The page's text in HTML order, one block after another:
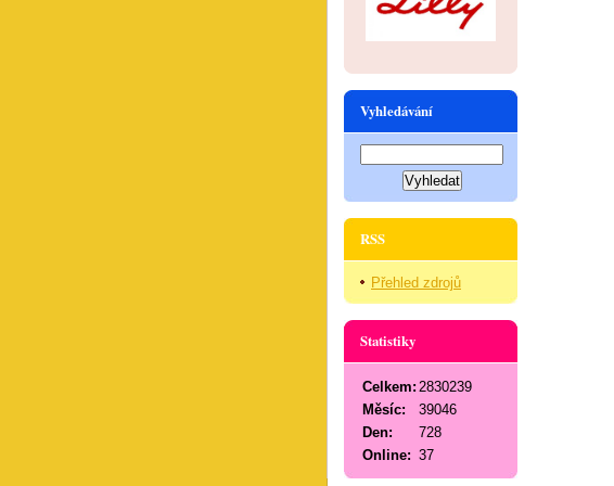
Vyhledávání
RSS
Přehled zdrojů
Statistiky
Online: 37
Celkem: 2830239
Měsíc:
39046
Den:
728